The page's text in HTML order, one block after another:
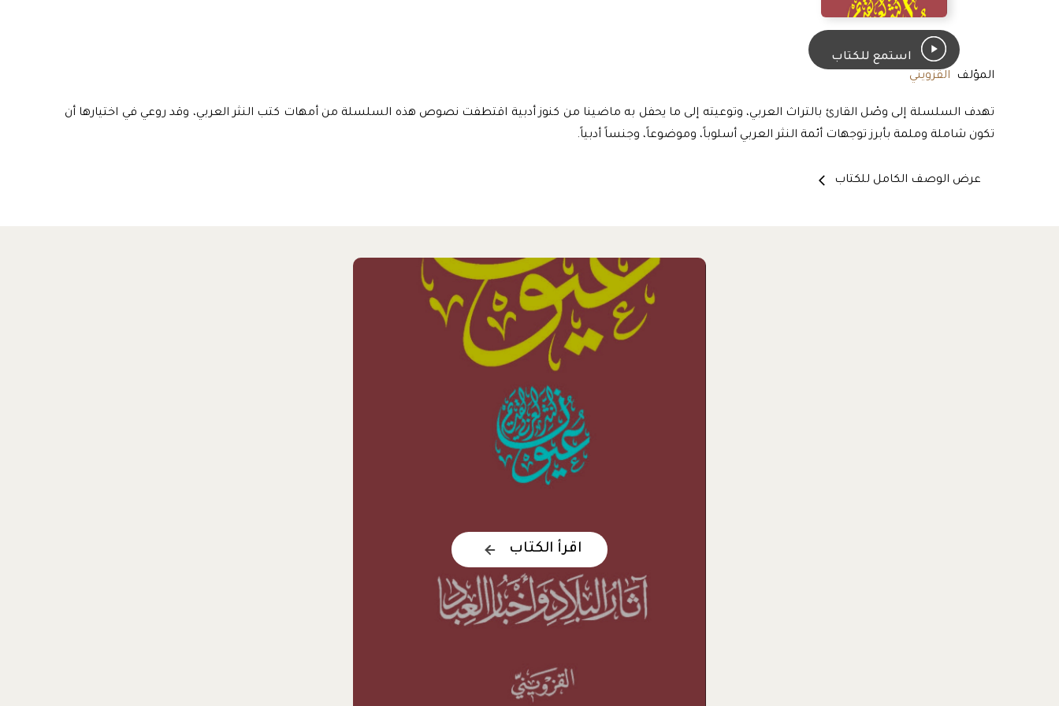
استمع للكتاب
المؤلف
القزويني
تهدف السلسلة إلى وصْل القارئ بالتراث العربي، وتوعيته إلى ما يحفل به ماضينا من كنوز أدبية اقتطفت نصوص هذه السلسلة من أمهات كتب النثر العربي، وقد روعي في اختيارها أن
تكون شاملة وملمة بأبرز توجهات أئمة النثر العربي أسلوباً، وموضوعاً، وجنساً أدبياً.
عرض الوصف الكامل للكتاب arrow_back_ios
اقرأ الكتاب